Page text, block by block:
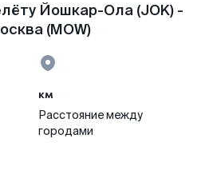
Йошкар-Ола (JOK) -
(MOW)
км
Расстояние между
городами